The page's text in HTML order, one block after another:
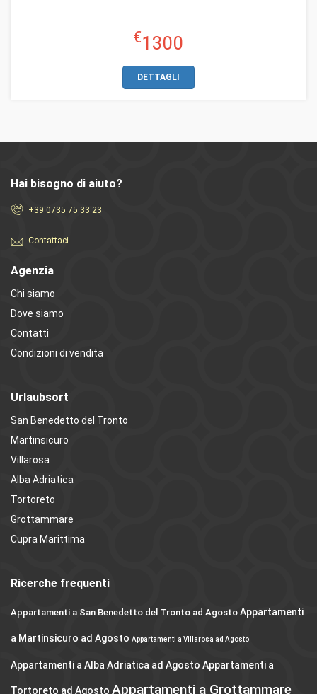
€1300
DETTAGLI
Hai bisogno di aiuto?
+39 0735 75 33 23
Contattaci
Agenzia
Chi siamo
Dove siamo
Contatti
Condizioni di vendita
Urlaubsort
San Benedetto del Tronto
Martinsicuro
Villarosa
Alba Adriatica
Tortoreto
Grottammare
Cupra Marittima
Ricerche frequenti
Appartamenti a San Benedetto del Tronto ad Agosto Appartamenti
a Martinsicuro ad Agosto Appartamenti a Villarosa ad Agosto
Appartamenti a Alba Adriatica ad Agosto Appartamenti a
Tortoreto ad Agosto Appartamenti a Grottammare